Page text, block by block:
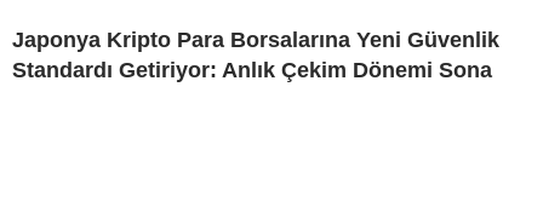
Japonya Kripto Para Borsalarına Yeni Güvenlik
Standardı Getiriyor: Anlık Çekim Dönemi Sona